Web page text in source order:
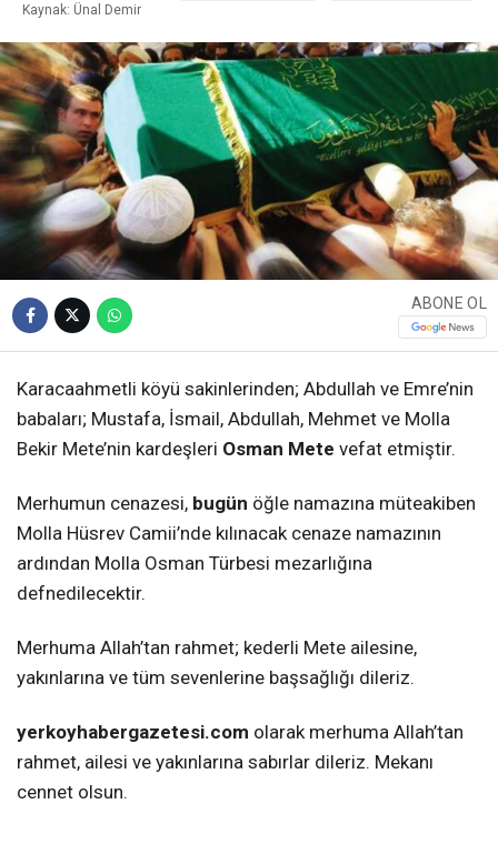
Kaynak: Ünal Demir
ABONE OL
Karacaahmetli köyü sakinlerinden; Abdullah ve Emre’nin
babaları; Mustafa, İsmail, Abdullah, Mehmet ve Molla
Bekir Mete’nin kardeşleri Osman Mete vefat etmiştir.
Merhumun cenazesi, bugün öğle namazına müteakiben
Molla Hüsrev Camii’nde kılınacak cenaze namazının
ardından Molla Osman Türbesi mezarlığına
defnedilecektir.
Merhuma Allah’tan rahmet; kederli Mete ailesine,
yakınlarına ve tüm sevenlerine başsağlığı dileriz.
yerkoyhabergazetesi.com olarak merhuma Allah’tan
rahmet, ailesi ve yakınlarına sabırlar dileriz. Mekanı
cennet olsun.